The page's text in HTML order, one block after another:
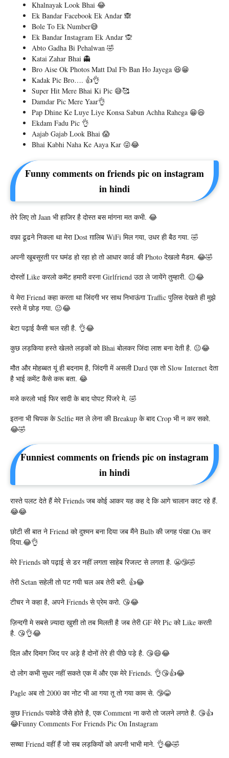
Khalnayak Look Bhai 😂
Ek Bandar Facebook Ek Andar 🙈
Bole To Ek Number😅
Ek Bandar Instagram Ek Andar 🙊
Abto Gadha Bi Pehalwan 🤣
Katai Zahar Bhai 👻
Bro Aise Ok Photos Matt Dal Fb Ban Ho Jayega 😆😁
Kadak Pic Bro…. 👍👌
Super Hit Mere Bhai Ki Pic 😅🥰
Damdar Pic Mere Yaar👌
Pap Dhine Ke Luye Liye Konsa Sabun Achha Rahega 😁😆
Ekdam Fadu Pic 👌
Aajab Gajab Look Bhai 😱
Bhai Kabhi Naha Ke Aaya Kar 😜😂
Funny comments on friends pic on instagram
in hindi
तेरे लिए तो Jaan भी हाजिर है दोस्त बस मांगना मत कभी. 😂
वफ़ा ढूढने निकला था मेरा Dost ग़ालिब WiFi मिल गया, उधर ही बैठ गया. 🤣
अपनी खूबसूरती पर घमंड हो रहा हो तो आधार कार्ड की Photo देखलो मैडम. 😂🤣
दोस्तों Like करलो कमेंट हमारी वरना Girlfriend उठा ले जायेंगे तुम्हारी. 😐😂
ये मेरा Friend कहा करता था जिंदगी भर साथ निभाऊंगा Traffic पुलिस देखते ही मुझे
रस्ते में छोड़ गया. 😐😂
बेटा पढ़ाई कैसी चल रही है. 👌😂
कुछ लड़किया हस्ते खेलते लड़कों को Bhai बोलकर जिंदा लाश बना देती है. 😐😂
मौत और मोहब्बत यूं ही बदनाम है, जिंदगी में असली Dard एक तो Slow Internet देता
है भाई कमेंट कैसे करू बता. 😂
मजे करलो भाई फिर सादी के बाद पोपट पिंजरे मे. 🤣
इतना भी चिपक के Selfie मत ले लेना की Breakup के बाद Crop भी न कर सको.
😂🤣
Funniest comments on friends pic on instagram
in hindi
रास्ते पलट देते हैं मेरे Friends जब कोई आकर यह कह दे कि आगे चालान काट रहे हैं.
😂😂
छोटी सी बात ने Friend को दुश्मन बना दिया जब मैंने Bulb की जगह पंखा On कर
दिया.😂👌
मेरे Friends को पढ़ाई से डर नहीं लगता साहेब रिजल्ट से लगता है. 😬🤥🤣
तेरी Setan सहेली तो पट गयी चल अब तेरी बरी. 👍😂
टीचर ने कहा है, अपने Friends से प्रेम करो. 😘😂
ज़िन्दगी मे सबसे ज़्यादा खुशी तो तब मिलती है जब तेरी GF मेरे Pic को Like करती
है. 😘👌😂
दिल और दिमाग जिद पर अड़े है दोनों तेरे ही पीछे पड़े है. 😘😄😂
दो लोग कभी सुधर नहीं सकते एक में और एक मेरे Friends. 👌😘👍😂
Pagle अब तो 2000 का नोट भी आ गया तू तो गया काम से. 🤥😂
कुछ Friends पकोडे जैसे होते है, एक Comment ना करो तो जलने लगते है. 😘👍
😂Funny Comments For Friends Pic On Instagram
सच्चा Friend वहीं हैं जो सब लड़कियों को अपनी भाभी माने. 👌😂🤣